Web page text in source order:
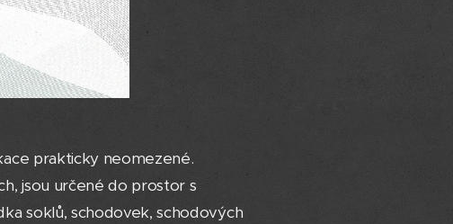
prakticky neomezené.
jsou určené do prostor s
soklů, schodovek, schodových